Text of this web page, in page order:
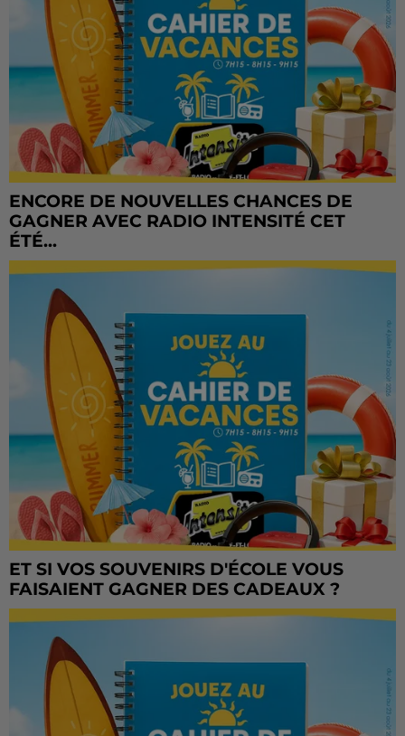
ENCORE DE NOUVELLES CHANCES DE
GAGNER AVEC RADIO INTENSITÉ CET
ÉTÉ...
ET SI VOS SOUVENIRS D'ÉCOLE VOUS
FAISAIENT GAGNER DES CADEAUX ?